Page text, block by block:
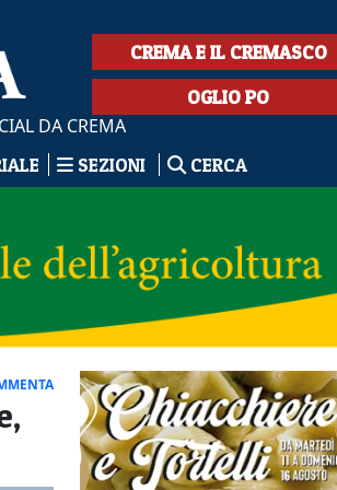
DA CREMA
CREMA E IL CREMASCO
OGLIO PO
SEZIONI CERCA